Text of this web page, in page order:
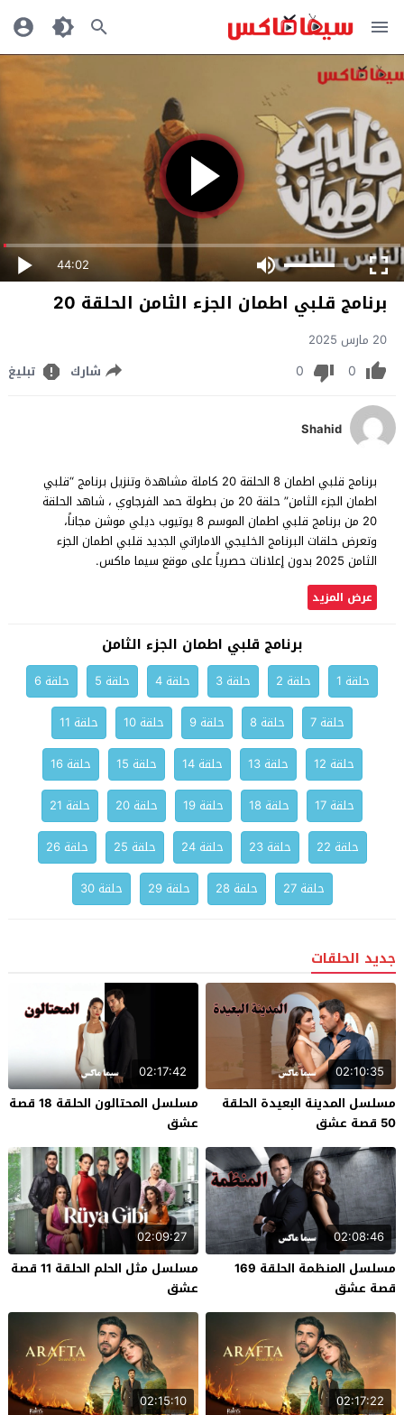
44:02
برنامج قلبي اطمان الجزء الثامن الحلقة 20
20 مارس 2025
0
0 شارك تبليغ
Shahid
برنامج قلبي اطمان 8 الحلقة 20 كاملة مشاهدة وتنزيل برنامج “قلبي
اطمان الجزء الثامن” حلقة 20 من بطولة حمد الفرجاوي ، شاهد الحلقة
20 من برنامج قلبي اطمان الموسم 8 يوتيوب ديلي موشن مجاناً،
وتعرض حلقات البرنامج الخليجي الاماراتي الجديد قلبي اطمان الجزء
الثامن 2025 بدون إعلانات حصرياً على موقع سيما ماكس.
عرض المزيد
برنامج قلبي اطمان الجزء الثامن
حلقة 1 حلقة 2 حلقة 3 حلقة 4 حلقة 5
حلقة 6
حلقة 7
حلقة 8 حلقة 9 حلقة 10
حلقة 11
حلقة 12
حلقة 13 حلقة 14 حلقة 15
حلقة 16
حلقة 17
حلقة 18 حلقة 19 حلقة 20
حلقة 21
حلقة 22
حلقة 23 حلقة 24 حلقة 25
حلقة 26
حلقة 27
حلقة 28 حلقة 29 حلقة 30
جديد الحلقات
02:10:35
مسلسل المدينة البعيدة الحلقة
50 قصة عشق
02:17:42
مسلسل المحتالون الحلقة 18 قصة
عشق
02:08:46
مسلسل المنظمة الحلقة 169
قصة عشق
02:09:27
مسلسل مثل الحلم الحلقة 11 قصة
عشق
02:17:22
02:15:10